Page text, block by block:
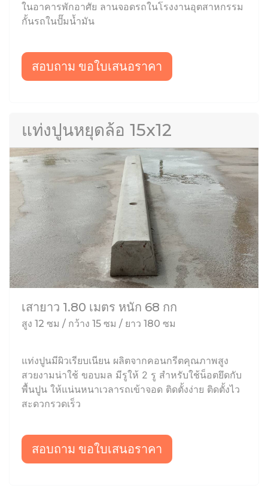
ในอาคารพักอาศัย ลานจอดรถในโรงงานอุตสาหกรรม
กั้นรถในปั๊มน้ำมัน
สอบถาม ขอใบเสนอราคา
แท่งปูนหยุดล้อ 15x12
เสายาว 1.80 เมตร หนัก 68 กก
สูง 12 ซม / กว้าง 15 ซม / ยาว 180 ซม
แท่งปูนมีผิวเรียบเนียน ผลิตจากคอนกรีตคุณภาพสูง
สวยงามน่าใช้ ขอบมล มีรูให้ 2 รู สำหรับใช้น็อตยึดกับ
พื้นปูน ให้แน่นหนาเวลารถเข้าจอด ติดตั้งง่าย ติดตั้งไว
สะดวกรวดเร็ว
สอบถาม ขอใบเสนอราคา